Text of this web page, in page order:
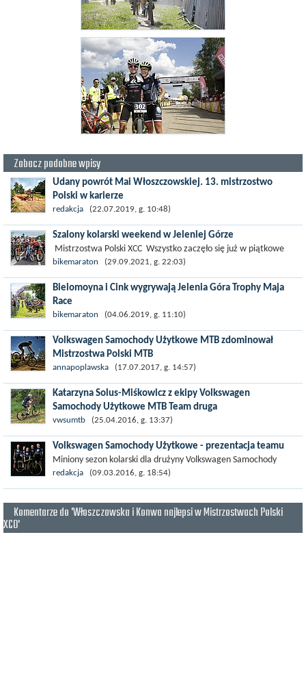
Zobacz podobne wpisy
Udany powrót Mai Włoszczowskiej. 13. mistrzostwo
Polski w karierze
Maja Włoszczowska ma za sobą bardzo udany powrót do
rywalizacji w kolarstwie górskim po niemal czteromiesięcznej
przerwie....
redakcja (22.07.2019, g. 10:48)
Szalony kolarski weekend w Jeleniej Górze
Mistrzostwa Polski XCC Wszystko zaczęło się już w piątkowe
popołudnie – na pierwszy ogień ruszyli zawodnicy elity PZKOl,...
bikemaraton (29.09.2021, g. 22:03)
Bielomoyna i Cink wygrywają Jelenia Góra Trophy Maja
Race
Wyścig XC – Jelenia Góra Trophy Maja Race (XCO UCI HC) jest
najbardziej prestiżowym wydarzeniem MTB w Polsce. Zawody
rozgrywane...
bikemaraton (04.06.2019, g. 11:10)
Volkswagen Samochody Użytkowe MTB zdominował
Mistrzostwa Polski MTB
Od piątku do niedzieli w Warszawie trwało kolarskie święto.
Najlepsi zawodnicy z całej Polski przyjechali do stolicy, aby na
warszawskim Ursynowie...
annapoplawska (17.07.2017, g. 14:57)
Katarzyna Solus-Miśkowicz z ekipy Volkswagen
Samochody Użytkowe MTB Team druga
W ubiegły weekend (23-24 kwietnia) zawodnicy ekipy
Volkswagen Samochody Użytkowe MTB Team: Katarzyna Solus-
Miśkowicz oraz jej trener Bogdan...
vwsumtb (25.04.2016, g. 13:37)
Volkswagen Samochody Użytkowe - prezentacja teamu
Miniony sezon kolarski dla drużyny Volkswagen Samochody
Użytkowe był naprawdę udany. Do najważniejszych sukcesów
teamu należą m.in. takie...
redakcja (09.03.2016, g. 18:54)
Komentarze do 'Włoszczowska i Konwa najlepsi w Mistrzostwach Polski
XCO'